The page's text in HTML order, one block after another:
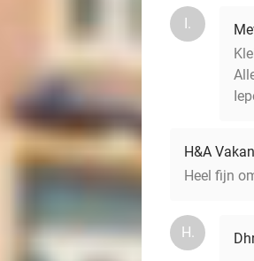
I.
H&A
Heel fijn
H.